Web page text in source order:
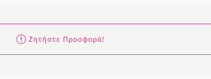
Ζητήστε Προσφορά!